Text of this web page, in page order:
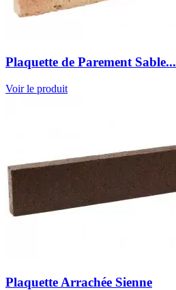
Plaquette de Parement Sable...
Voir le produit
Plaquette Arrachée Sienne